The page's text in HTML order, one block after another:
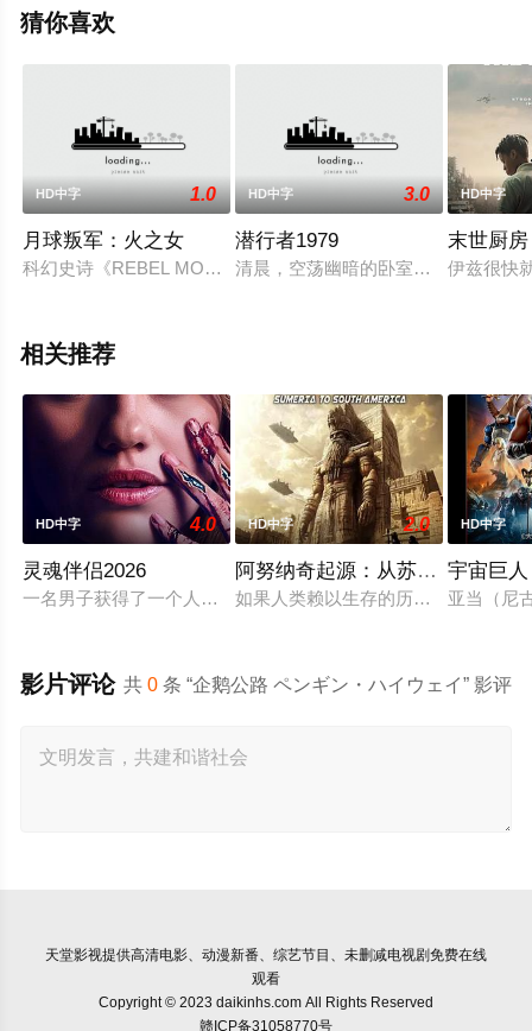
至豆瓣电影、电视猫或剧情网等平台了解。
猜你喜欢
HD中字 1.0
月球叛军：火之女
科幻史诗《REBEL MOON》由《斯巴达 300 勇士》《超人：
HD中字 3.0
潜行者1979
清晨，空荡幽暗的卧室。潜行者（亚
HD中字
末世厨房
伊兹很快
相关推荐
HD中字 4.0
灵魂伴侣2026
一名男子获得了一个人工智能机器人，以应对刚刚去世的妻子
HD中字 2.0
阿努纳奇起源：从苏美尔到南美
如果人类赖以生存的历史，从一开
HD中字
宇宙巨
亚当（尼
共0 条 “企鹅公路 ペンギン・ハイウェイ” 影评
影片评论
天堂影视提供高清电影、动漫新番、综艺节目、未删减电视剧免费在线
观看
Copyright © 2023 daikinhs.com All Rights Reserved
赣ICP备31058770号